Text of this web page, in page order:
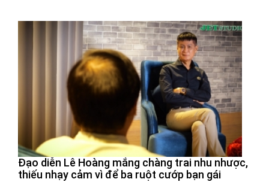
Đạo diễn Lê Hoàng mắng chàng trai nhu nhược,
thiếu nhạy cảm vì để ba ruột cướp bạn gái